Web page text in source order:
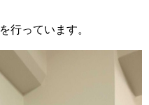
を行っています。